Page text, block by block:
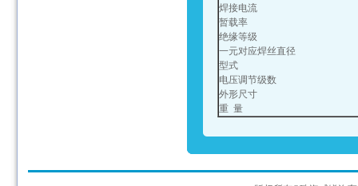
焊接电流
暂载率
绝缘等级
一元对应焊丝直径
型式
电压调节级数
外形尺寸
重 量